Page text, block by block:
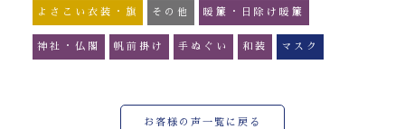
よさこい衣装・旗 その他 暖簾・日除け暖簾
神社・仏閣 帆前掛け 手ぬぐい 和装 マスク
お客様の声一覧に戻る